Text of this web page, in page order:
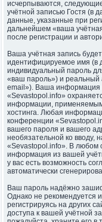
исчерпываются,
учётной записью Гостя (в
данные, указанные при
дальнейшем «ваша
после регистрации и
Ваша учётная запись
идентифицируемое имя (в
индивидуальный пароль
«ваш пароль») и
email»). Ваша информация
«Sevastopol.info»
информации,
хостинга. Любая
конференции
вашего пароля и вашего
необязательной ко вводу,
«Sevastopol.info». В любом
информация из вашей
у вас есть возможность
автоматически
Ваш пароль надёжно
Однако не рекомендуется
регистрируясь на других
доступа к вашей учётной